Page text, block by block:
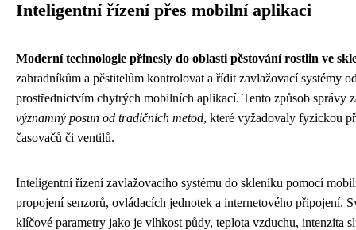
Inteligentní řízení přes mobilní aplikaci
Moderní technologie přinesly do oblasti pěstování rostlin ve
zahradníkům a pěstitelům kontrolovat a řídit zavlažovací systémy
prostřednictvím chytrých mobilních aplikací. Tento způsob správy
významný posun od tradičních metod, které vyžadovaly fyzickou
časovačů či ventilů.
Inteligentní řízení zavlažovacího systému do skleníku pomocí
propojení senzorů, ovládacích jednotek a internetového připojení.
klíčové parametry jako je vlhkost půdy, teplota vzduchu, intenzita